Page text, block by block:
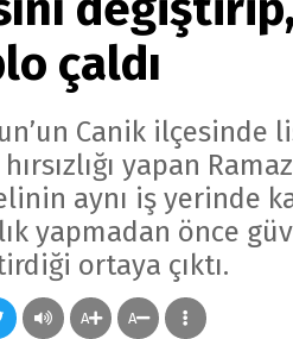
çaldı
Canik ilçesinde
yapan
aynı iş yerinde
yapmadan önce
ortaya çıktı.
A A